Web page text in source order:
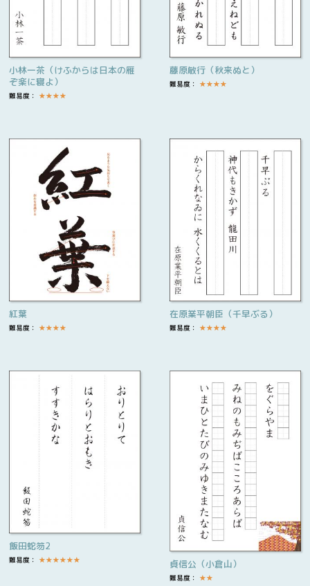
小林一茶（けふからは日本の雁
ぞ楽に寝よ）
難易度： ★★★★
藤原敏行（秋来ぬと）
難易度： ★★★★
紅葉
難易度： ★★★★
在原業平朝臣（千早ぶる）
難易度： ★★★★
飯田蛇笏2
難易度： ★★★★★★ 貞信公（小倉山）
難易度： ★★